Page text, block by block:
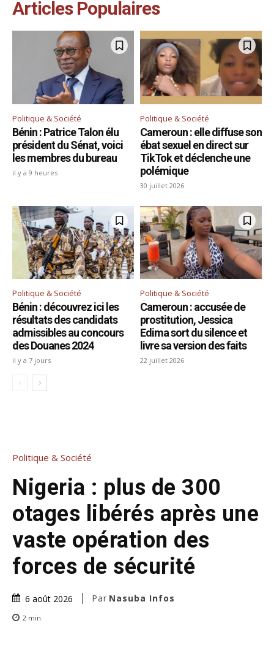
Articles Populaires
Politique & Société
Bénin : Patrice Talon élu
président du Sénat, voici
les membres du bureau
il y a 9 heures
Politique & Société
Cameroun : elle diffuse son
ébat sexuel en direct sur
TikTok et déclenche une
polémique
30 juillet 2026
Politique & Société
Bénin : découvrez ici les
résultats des candidats
admissibles au concours
des Douanes 2024
il y a 7 jours
Politique & Société
Cameroun : accusée de
prostitution, Jessica
Edima sort du silence et
livre sa version des faits
22 juillet 2026